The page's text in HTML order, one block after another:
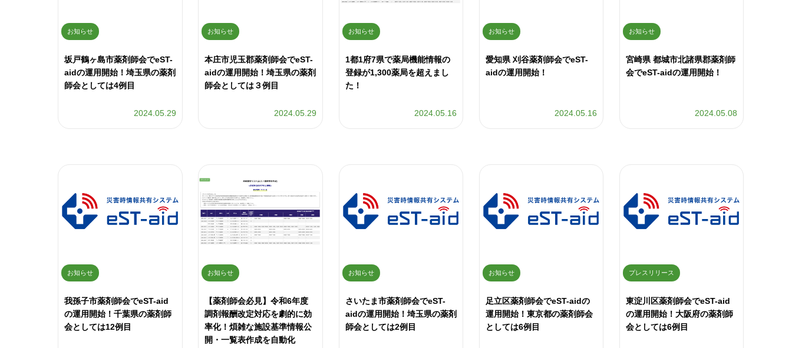
お知らせ
坂戸鶴ヶ島市薬剤師会でeST-
aidの運用開始！埼玉県の薬剤
師会としては4例目
2024.05.29
お知らせ
本庄市児玉郡薬剤師会でeST-
aidの運用開始！埼玉県の薬剤
師会としては３例目
2024.05.29
お知らせ
1都1府7県で薬局機能情報の
登録が1,300薬局を超えまし
た！
2024.05.16
お知らせ
愛知県 刈谷薬剤師会でeST-
aidの運用開始！
2024.05.16
お知らせ
宮崎県 都城市北諸県郡薬剤師
会でeST-aidの運用開始！
2024.05.08
お知らせ
我孫子市薬剤師会でeST-aid
の運用開始！千葉県の薬剤師
会としては12例目
お知らせ
【薬剤師会必見】令和6年度
調剤報酬改定対応を劇的に効
率化！煩雑な施設基準情報公
開・一覧表作成を自動化
お知らせ
さいたま市薬剤師会でeST-
aidの運用開始！埼玉県の薬剤
師会としては2例目
お知らせ
足立区薬剤師会でeST-aidの
運用開始！東京都の薬剤師会
としては6例目
プレスリリース
東淀川区薬剤師会でeST-aid
の運用開始！大阪府の薬剤師
会としては6例目